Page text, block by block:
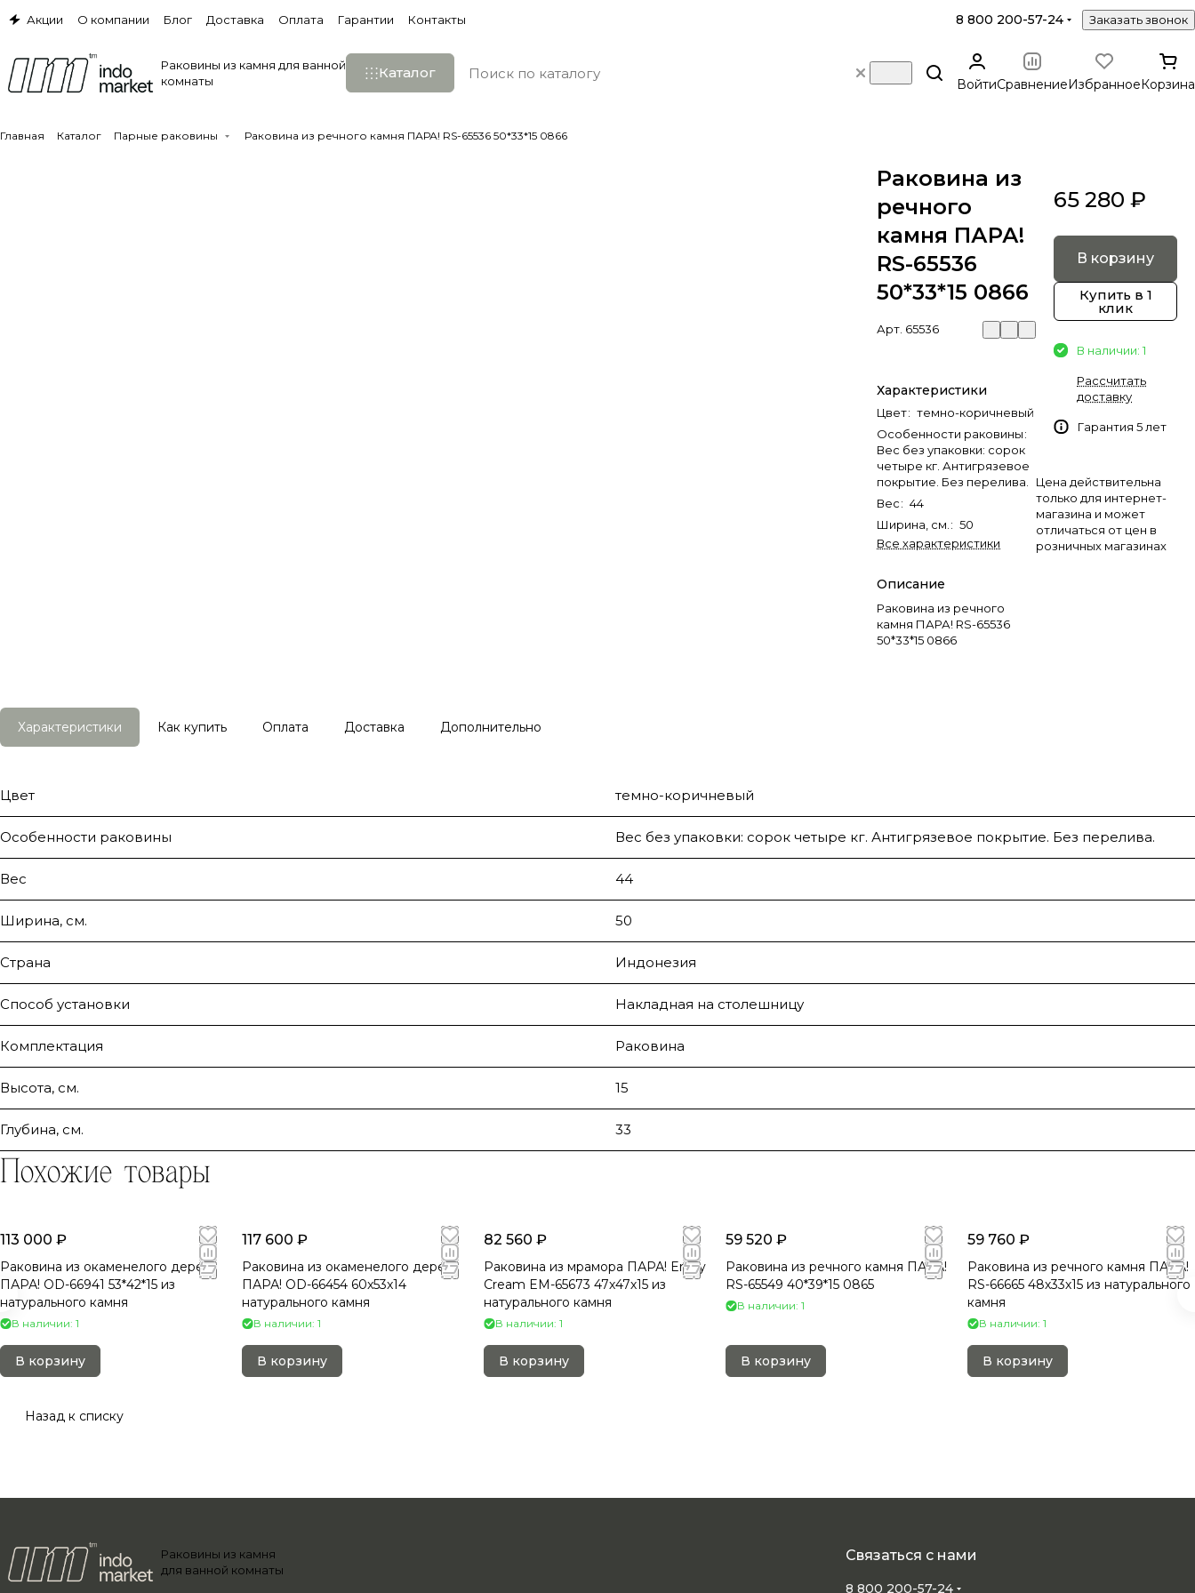
Акции О компании Блог Доставка Оплата Гарантии Контакты 8 800 200-57-24 Заказать звонок
Раковины из камня для ванной
комнаты
Каталог
ВойтиСравнениеИзбранноеКорзина
Главная Каталог Парные раковины Раковина из речного камня ПАРА! RS-65536 50*33*15 0866
Раковина из
речного
камня ПАРА!
RS-65536
50*33*15 0866
Арт. 65536
Характеристики
Цвет: темно-коричневый
Особенности раковины:
Вес без упаковки: сорок
четыре кг. Антигрязевое
покрытие. Без перелива.
Вес: 44
Ширина, см. : 50
Все характеристики
Описание
Раковина из речного
камня ПАРА! RS-65536
50*33*15 0866
65 280 ₽
В корзину
Купить в 1
клик
В наличии: 1
Рассчитать
доставку
Гарантия 5 лет
Цена действительна
только для интернет-
магазина и может
отличаться от цен в
розничных магазинах
Характеристики Как купить Оплата Доставка Дополнительно
Цвет темно-коричневый
Особенности раковины Вес без упаковки: сорок четыре кг. Антигрязевое покрытие. Без перелива.
Вес 44
Ширина, см. 50
Страна Индонезия
Способ установки Накладная на столешницу
Комплектация Раковина
Высота, см. 15
Глубина, см. 33
Похожие товары
113 000 ₽
Раковина из окаменелого дерева
ПАРА! OD-66941 53*42*15 из
натурального камня
В наличии: 1
В корзину
117 600 ₽
Раковина из окаменелого дерева
ПАРА! OD-66454 60x53x14
натурального камня
В наличии: 1
В корзину
82 560 ₽
Раковина из мрамора ПАРА! Erozy
Cream EM-65673 47х47х15 из
натурального камня
В наличии: 1
В корзину
59 520 ₽
Раковина из речного камня ПАРА!
RS-65549 40*39*15 0865
В наличии: 1
В корзину
59 760 ₽
Раковина из речного камня ПАРА!
RS-66665 48х33х15 из натурального
камня
В наличии: 1
В корзину
Назад к списку
Раковины из камня
для ванной комнаты
Связаться с нами
8 800 200-57-24